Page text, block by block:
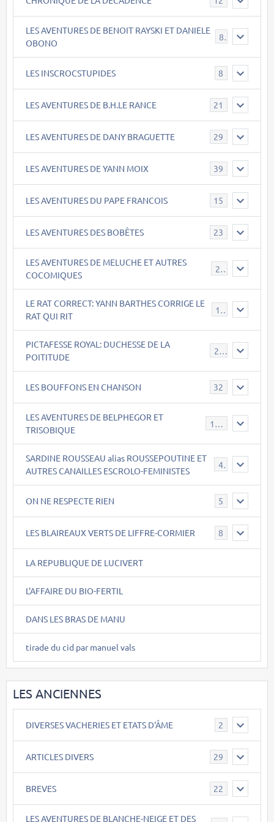
LES AVENTURES DE BENOIT RAYSKI ET DANIELE
OBONO
8
LES INSCROCSTUPIDES 8
LES AVENTURES DE B.H.LE RANCE 21
LES AVENTURES DE DANY BRAGUETTE 29
LES AVENTURES DE YANN MOIX 39
LES AVENTURES DU PAPE FRANCOIS 15
LES AVENTURES DES BOBÊTES 23
LES AVENTURES DE MELUCHE ET AUTRES
COCOMIQUES
22
LE RAT CORRECT: YANN BARTHES CORRIGE LE
RAT QUI RIT
15
PICTAFESSE ROYAL: DUCHESSE DE LA
POITITUDE
23
LES BOUFFONS EN CHANSON 32
LES AVENTURES DE BELPHEGOR ET
TRISOBIQUE
147
SARDINE ROUSSEAU alias ROUSSEPOUTINE ET
AUTRES CANAILLES ESCROLO-FEMINISTES
40
ON NE RESPECTE RIEN 5
LES BLAIREAUX VERTS DE LIFFRE-CORMIER 8
LA REPUBLIQUE DE LUCIVERT
L'AFFAIRE DU BIO-FERTIL
DANS LES BRAS DE MANU
tirade du cid par manuel vals
LES ANCIENNES
DIVERSES VACHERIES ET ETATS D'ÂME 2
ARTICLES DIVERS 29
BREVES 22
LES AVENTURES DE BLANCHE-NEIGE ET DES